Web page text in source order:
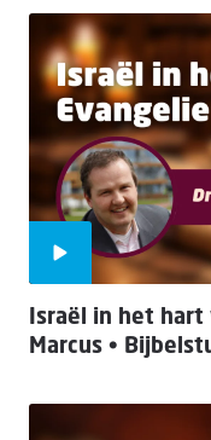
Israël in het
Marcus •